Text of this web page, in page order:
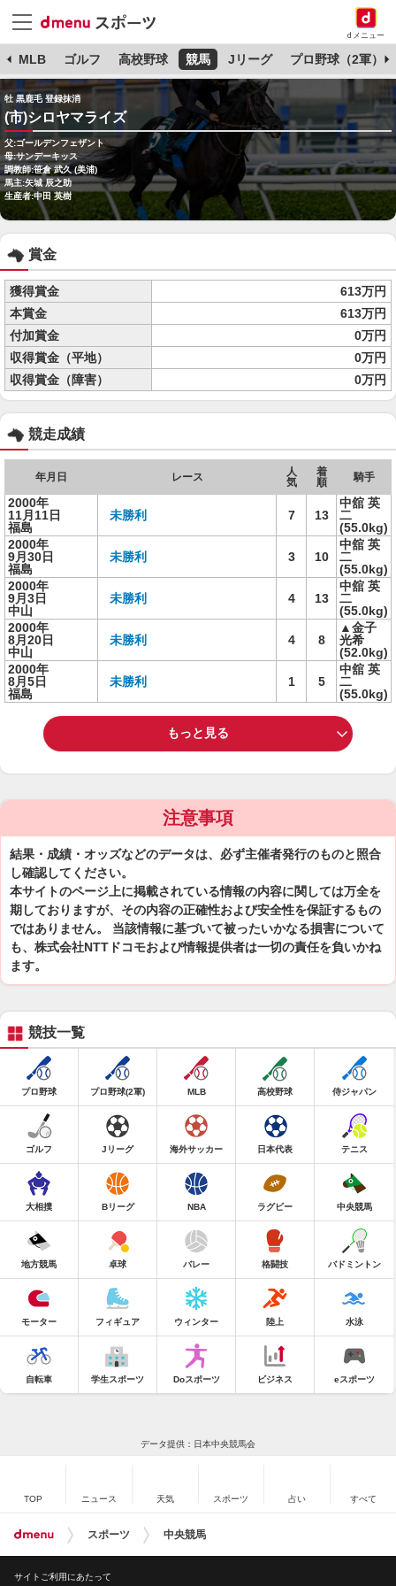
dメニュー
MLB ゴルフ 高校野球 競馬 Jリーグ プロ野球（2軍）
牡 黒鹿毛 登録抹消
(市)シロヤマライズ
父:ゴールデンフェザント
母:サンデーキッス
調教師:笹倉 武久 (美浦)
馬主:矢城 辰之助
生産者:中田 英樹
賞金
獲得賞金
613万円
本賞金
613万円
付加賞金
0万円
収得賞金（平地）
0万円
収得賞金（障害）
0万円
競走成績
年月日 レース
人
気
着
順
騎手
2000年
11月11日
福島
未勝利 7 13
中舘 英
二
(55.0kg)
2000年
9月30日
福島
未勝利 3 10
中舘 英
二
(55.0kg)
2000年
9月3日
中山
未勝利 4 13
中舘 英
二
(55.0kg)
2000年
8月20日
中山
未勝利 4 8
▲金子
光希
(52.0kg)
2000年
8月5日
福島
未勝利 1 5
中舘 英
二
(55.0kg)
もっと見る
注意事項
結果・成績・オッズなどのデータは、必ず主催者発行のものと照合
し確認してください。
本サイトのページ上に掲載されている情報の内容に関しては万全を
期しておりますが、その内容の正確性および安全性を保証するもの
ではありません。 当該情報に基づいて被ったいかなる損害について
も、株式会社NTTドコモおよび情報提供者は一切の責任を負いかね
ます。
競技一覧
プロ野球 プロ野球(2軍) MLB 高校野球 侍ジャパン
ゴルフ Jリーグ 海外サッカー 日本代表 テニス
大相撲 Bリーグ NBA ラグビー 中央競馬
地方競馬 卓球 バレー 格闘技 バドミントン
モーター フィギュア ウィンター 陸上 水泳
自転車 学生スポーツ Doスポーツ ビジネス eスポーツ
データ提供：日本中央競馬会
TOP ニュース 天気 スポーツ 占い すべて
スポーツ 中央競馬
サイトご利用にあたって